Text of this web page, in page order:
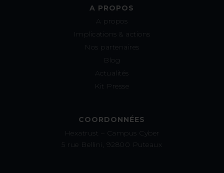
A PROPOS
A propos
Implications & actions
Nos partenaires
Blog
Actualités
Kit Presse
COORDONNÉES
Hexatrust – Campus Cyber
5 rue Bellini, 92800 Puteaux